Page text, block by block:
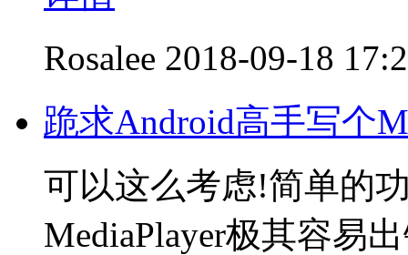
Rosalee 2018-09-18
跪求Android高手写个
可以这么考虑!简单的
MediaPlayer极其容易